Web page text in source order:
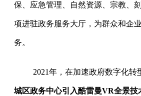
保、应急管理、自然资源、宗教、
项进驻政务服务大厅，为群众和企
务。
2021年，在加速政府数字化转
城区政务中心引入酷雷曼VR全景技